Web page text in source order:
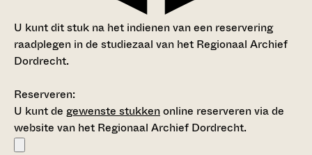
U kunt dit stuk na het indienen van een reservering
raadplegen in de studiezaal van het Regionaal Archief
Dordrecht.
Reserveren:
U kunt de gewenste stukkenonline reserveren via de
website van het Regionaal Archief Dordrecht.